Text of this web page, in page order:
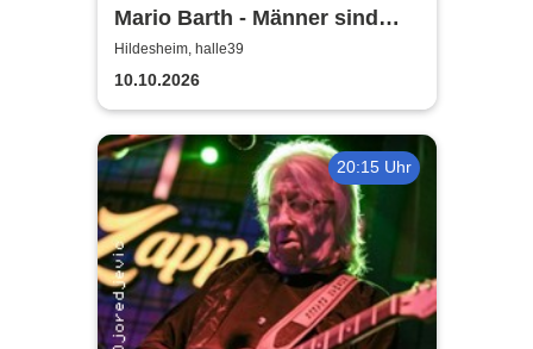
Mario Barth - Männer sind
nichts ohne die Frauen
Hildesheim, halle39
10.10.2026
20:15 Uhr